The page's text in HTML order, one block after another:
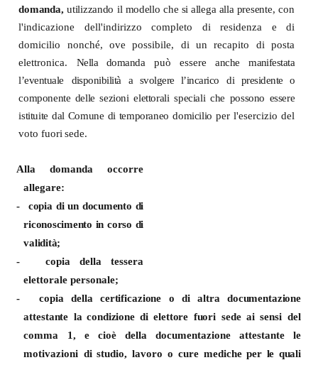
domanda, utilizzando il modello che si allega alla presente, con
l'indicazione dell'indirizzo
completo di residenza e
di
domicilio nonché, ove
possibile, di un recapito di posta
elettronica. Nella domanda può essereanche
manifestata
l’eventuale
disponibilità a svolgere l’incarico di presidente o
componente delle sezioni elettorali speciali che possono essere
istituite dal Comune di temporaneo domicilio per l'esercizio del
voto fuori sede.
Alla domanda occorre
allegare:
-
copia di un documento di
riconoscimento in corso di
validità;
-
copia della
tessera
elettorale personale;
-
copia della certificazione o di altra
documentazione
attestante la condizione di elettore fuori sede ai sensi del
comma
1, e cioè della documentazione
attestante le
motivazioni di studio, lavoro o curemediche per le quali